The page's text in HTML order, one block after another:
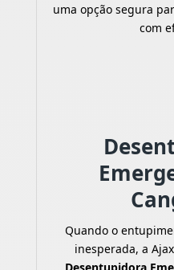
uma opção segura
com
Quando o
inesperada, a